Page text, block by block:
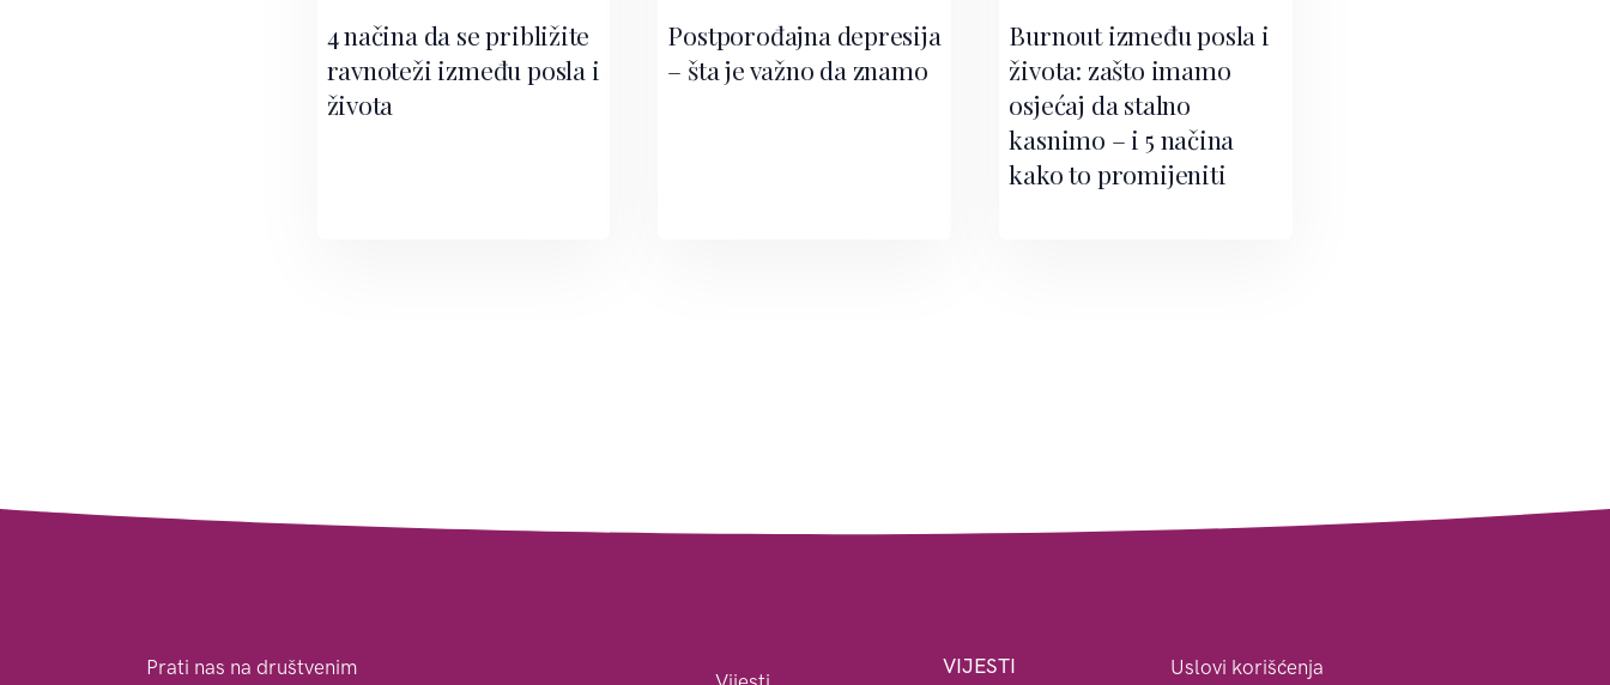
4 načina da se približite
ravnoteži između posla i
života
Postporođajna depresija
– šta je važno da znamo
Burnout između posla i
života: zašto imamo
osjećaj da stalno
kasnimo – i 5 načina
kako to promijeniti
Prati nas na društvenim VIJESTI Uslovi korišćenja